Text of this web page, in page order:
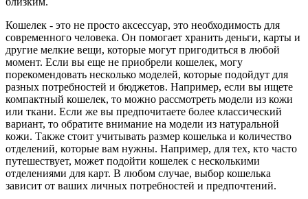
Кошелек - это не просто аксессуар, это необходимость для
современного человека. Он помогает хранить деньги, карты и
другие мелкие вещи, которые могут пригодиться в любой
момент. Если вы еще не приобрели кошелек, могу
порекомендовать несколько моделей, которые подойдут для
разных потребностей и бюджетов. Например, если вы ищете
компактный кошелек, то можно рассмотреть модели из кожи
или ткани. Если же вы предпочитаете более классический
вариант, то обратите внимание на модели из натуральной
кожи. Также стоит учитывать размер кошелька и количество
отделений, которые вам нужны. Например, для тех, кто часто
путешествует, может подойти кошелек с несколькими
отделениями для карт. В любом случае, выбор кошелька
зависит от ваших личных потребностей и предпочтений.